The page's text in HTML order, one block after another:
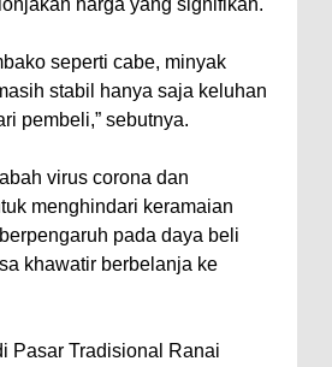
seperti cabe, minyak
stabil hanya saja keluhan
pembeli,” sebutnya.
virus corona dan
menghindari keramaian
pada daya beli
khawatir berbelanja ke
Pasar Tradisional Ranai